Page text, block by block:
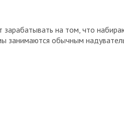
на том, что
обычным